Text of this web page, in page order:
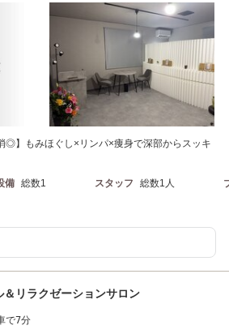
◎】もみほぐし×リンパ×痩身で深部からスッキ
備 総数1 スタッフ 総数1人
リラクゼーションサロン
で7分